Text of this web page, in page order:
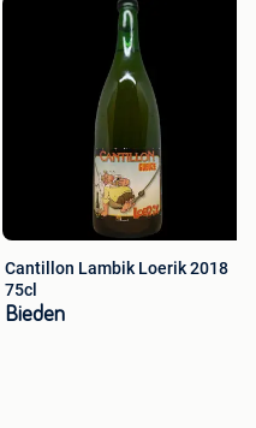
Cantillon Lambik Loerik 2018
75cl
Bieden